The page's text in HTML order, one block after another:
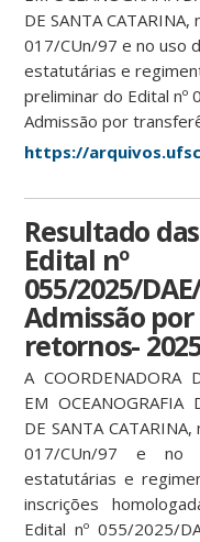
DE SANTA
017/CUn/97 e no uso
estatutárias e
preliminar do Edital nº
Admissão por
https://
Resultado
Edital nº
055/2025/
Admissão
retornos-
A COORDENADORA
EM OCEANOGRAFIA
DE SANTA
017/CUn/97 e no
estatutárias e
inscrições
Edital nº 055/2025/